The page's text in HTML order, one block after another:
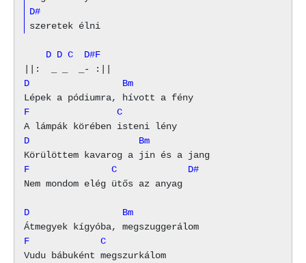
D#
    D D C  D#F
D                 Bm
F                C
D                    Bm
F               C             D#
Nem mondom elég ütős az anyag
D                 Bm
F             C